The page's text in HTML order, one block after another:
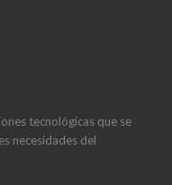
tecnológicas que se
necesidades del